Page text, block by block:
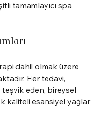
tamamlayıcı spa
dahil olmak üzere
Her tedavi,
teşvik eden, bireysel
kaliteli esansiyel yağlar